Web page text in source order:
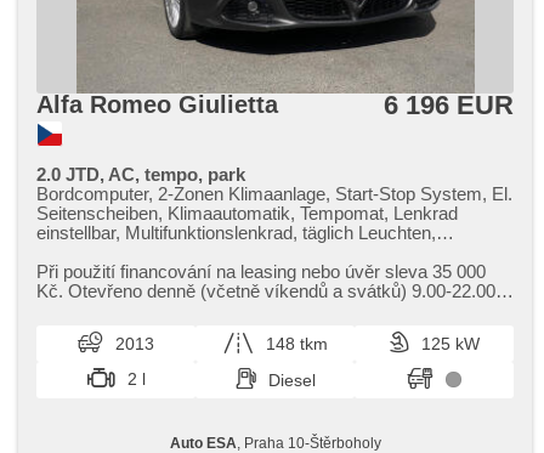
Alfa Romeo Giulietta 6 196 EUR
2.0 JTD, AC, tempo, park
Bordcomputer, 2-Zonen Klimaanlage, Start-Stop System, El.
Seitenscheiben, Klimaautomatik, Tempomat, Lenkrad
einstellbar, Multifunktionslenkrad, täglich Leuchten,
Zentralverriegelung mit Funkfernbedienung, Elektronisches
Stabilitätsprogramm (ESP), Scheibenwischersensor,
senzory zadní, isofix, 6x Airbag
Při použití financování na leasing nebo úvěr sleva 35 000
Kč. Otevřeno denně (včetně víkendů a svátků) 9.00​-22.00
2013 148 tkm
125 kW
2 l
Diesel
Auto ESA , Praha 10-Štěrboholy